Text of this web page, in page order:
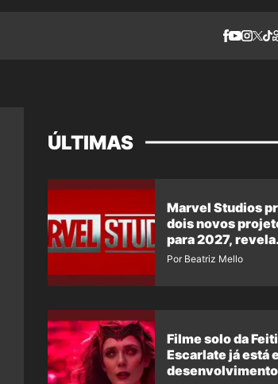
ÚLTIMAS
Marvel Studios
dois novos
para 2027, revela
insider
Por Beatriz Mello
Filme solo da
Escarlate já está